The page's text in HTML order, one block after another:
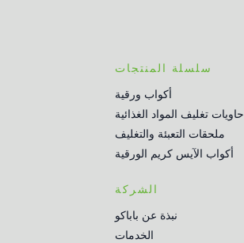
سلسلة المنتجات
أكواب ورقية
حاويات تغليف المواد الغذائية
ملحقات التعبئة والتغليف
أكواب الآيس كريم الورقية
الشركة
نبذة عن باباكو
الخدمات